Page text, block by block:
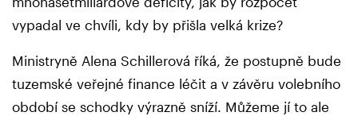
vypadal ve chvíli, kdy by přišla velká krize?
Ministryně Alena Schillerová říká, že postupně bude
tuzemské veřejné finance léčit a v závěru volebního
období se schodky výrazně sníží. Můžeme jí to ale